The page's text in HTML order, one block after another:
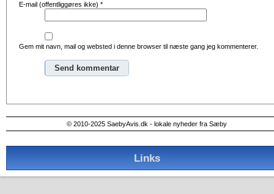
E-mail (offentliggøres ikke) *
Gem mit navn, mail og websted i denne browser til næste gang jeg kommenterer.
© 2010-2025 SaebyAvis.dk - lokale nyheder fra Sæby
Links